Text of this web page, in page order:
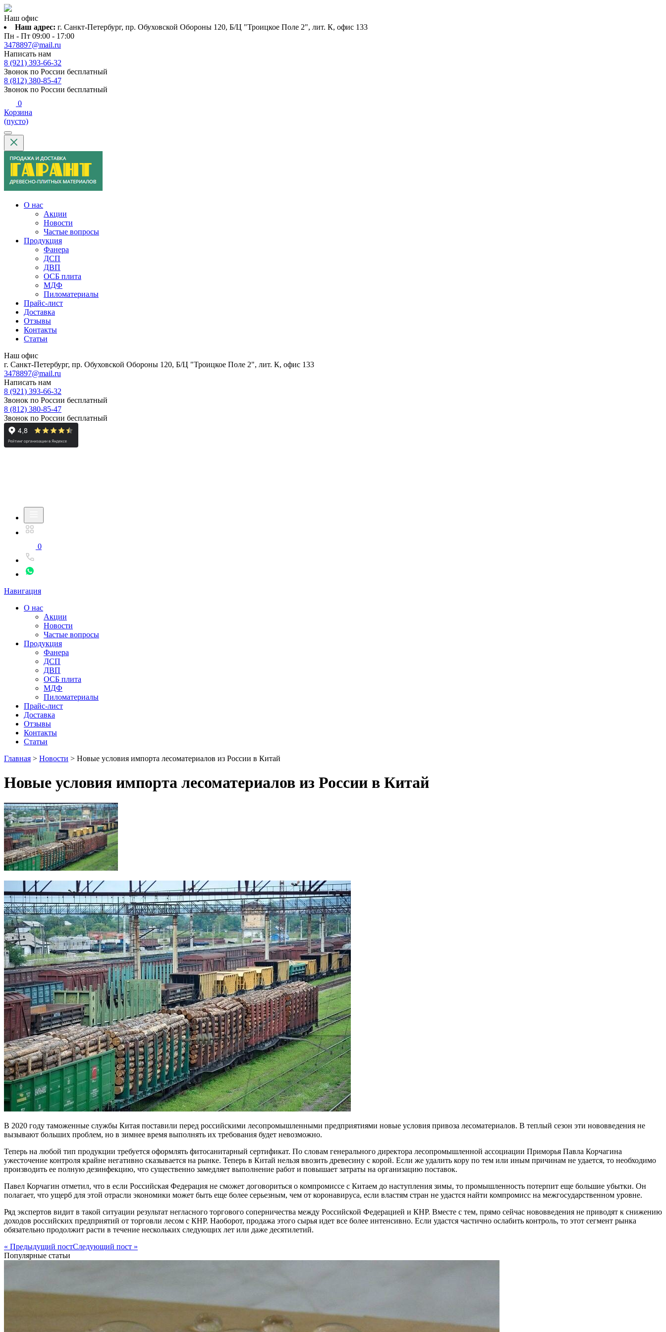
Наш офис
Наш адрес: г. Санкт-Петербург, пр. Обуховской Обороны 120, Б/Ц "Троицкое Поле 2", лит. К, офис 133
Пн - Пт 09:00 - 17:00
3478897@mail.ru
Написать нам
8 (921) 393-66-32
Звонок по России бесплатный
8 (812) 380-85-47
Звонок по России бесплатный
0
Корзина
(пусто)
О нас
Акции
Новости
Частые вопросы
Продукция
Фанера
ДСП
ДВП
ОСБ плита
МДФ
Пиломатериалы
Прайс-лист
Доставка
Отзывы
Контакты
Статьи
Наш офис
г. Санкт-Петербург, пр. Обуховской Обороны 120, Б/Ц "Троицкое Поле 2", лит. К, офис 133
3478897@mail.ru
Написать нам
8 (921) 393-66-32
Звонок по России бесплатный
8 (812) 380-85-47
Звонок по России бесплатный
0
Навигация
О нас
Акции
Новости
Частые вопросы
Продукция
Фанера
ДСП
ДВП
ОСБ плита
МДФ
Пиломатериалы
Прайс-лист
Доставка
Отзывы
Контакты
Статьи
Главная > Новости > Новые условия импорта лесоматериалов из России в Китай
Новые условия импорта лесоматериалов из России в Китай
В 2020 году таможенные службы Китая поставили перед российскими лесопромышленными предприятиями новые условия привоза лесоматериалов. В теплый сезон эти нововведения не
вызывают больших проблем, но в зимнее время выполнять их требования будет невозможно.
Теперь на любой тип продукции требуется оформлять фитосанитарный сертификат. По словам генерального директора лесопромышленной ассоциации Приморья Павла Корчагина
ужесточение контроля крайне негативно сказывается на рынке. Теперь в Китай нельзя ввозить древесину с корой. Если же удалить кору по тем или иным причинам не удается, то необходимо
производить ее полную дезинфекцию, что существенно замедляет выполнение работ и повышает затраты на организацию поставок.
Павел Корчагин отметил, что в если Российская Федерация не сможет договориться о компромиссе с Китаем до наступления зимы, то промышленность потерпит еще большие убытки. Он
полагает, что ущерб для этой отрасли экономики может быть еще более серьезным, чем от коронавируса, если властям стран не удастся найти компромисс на межгосударственном уровне.
Ряд экспертов видит в такой ситуации результат негласного торгового соперничества между Российской Федерацией и КНР. Вместе с тем, прямо сейчас нововведения не приводят к снижению
доходов российских предприятий от торговли лесом с КНР. Наоборот, продажа этого сырья идет все более интенсивно. Если удастся частично ослабить контроль, то этот сегмент рынка
обязательно продолжит расти в течение нескольких следующих лет или даже десятилетий.
« Предыдущий постСледующий пост »
Популярные статьи